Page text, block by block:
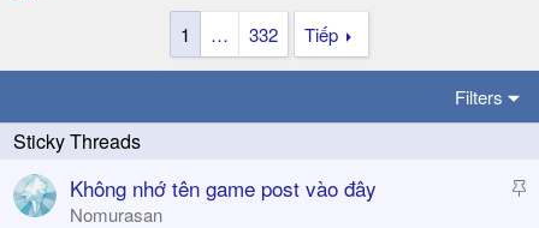
1 … 332 Tiếp
Filters
S
Không nhớ tên game post vào đây
Nomurasan